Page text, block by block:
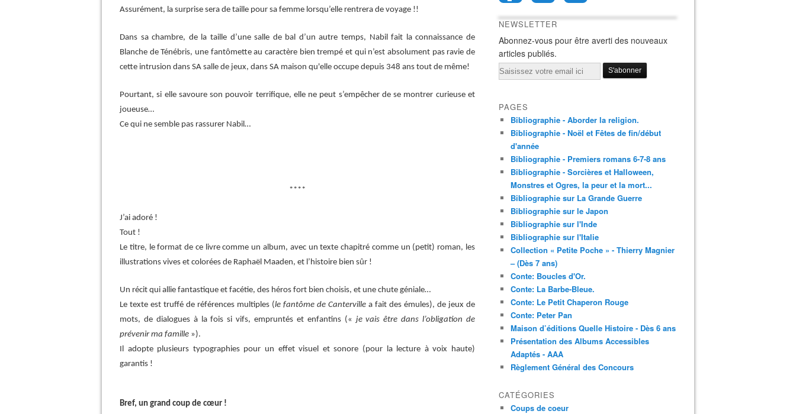
Assurément, la surprise sera de taille pour sa femme lorsqu’elle rentrera de voyage !!
Dans sa chambre, de la taille d’une salle de bal d’un autre temps, Nabil fait la connaissance de
Blanche de Ténébris, une fantômette au caractère bien trempé et qui n’est absolument pas ravie de
cette intrusion dans SA salle de jeux, dans SA maison qu'elle occupe depuis 348 ans tout de même!
Pourtant, si elle savoure son pouvoir terrifique, elle ne peut s’empêcher de se montrer curieuse et
joueuse…
Ce qui ne semble pas rassurer Nabil…
****
J’ai adoré !
Tout !
Le titre, le format de ce livre comme un album, avec un texte chapitré comme un (petit) roman, les
illustrations vives et colorées de Raphaël Maaden, et l’histoire bien sûr !
Un récit qui allie fantastique et facétie, des héros fort bien choisis, et une chute géniale…
Le texte est truffé de références multiples (le fantôme de Canterville a fait des émules), de jeux de
mots, de dialogues à la fois si vifs, empruntés et enfantins (« je vais être dans l’obligation de
prévenir ma famille »).
Il adopte plusieurs typographies pour un effet visuel et sonore (pour la lecture à voix haute)
garantis !
Bref, un grand coup de cœur !
NEWSLETTER
Abonnez-vous pour être averti des nouveaux
articles publiés.
Email
PAGES
Bibliographie - Aborder la religion.
Bibliographie - Noël et Fêtes de fin/début
d'année
Bibliographie - Premiers romans 6-7-8 ans
Bibliographie - Sorcières et Halloween,
Monstres et Ogres, la peur et la mort...
Bibliographie sur La Grande Guerre
Bibliographie sur le Japon
Bibliographie sur l'Inde
Bibliographie sur l'Italie
Collection « Petite Poche » - Thierry Magnier
– (Dès 7 ans)
Conte: Boucles d'Or.
Conte: La Barbe-Bleue.
Conte: Le Petit Chaperon Rouge
Conte: Peter Pan
Maison d’éditions Quelle Histoire - Dès 6 ans
Présentation des Albums Accessibles
Adaptés - AAA
Règlement Général des Concours
CATÉGORIES
Coups de coeur